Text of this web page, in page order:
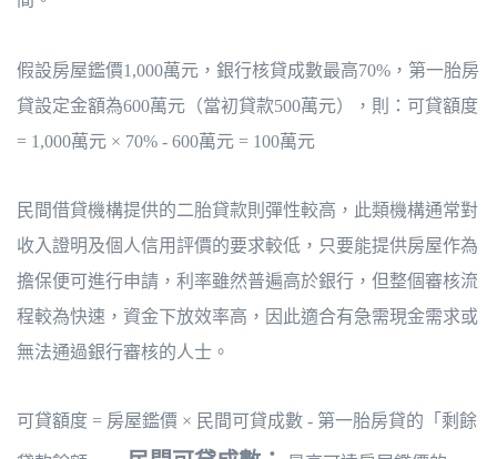
假設房屋鑑價1,000萬元，銀行核貸成數最高70%，第一胎房
貸設定金額為600萬元（當初貸款500萬元），則：可貸額度
= 1,000萬元 × 70% - 600萬元 = 100萬元
民間借貸機構提供的二胎貸款則彈性較高，此類機構通常對
收入證明及個人信用評價的要求較低，只要能提供房屋作為
擔保便可進行申請，利率雖然普遍高於銀行，但整個審核流
程較為快速，資金下放效率高，因此適合有急需現金需求或
無法通過銀行審核的人士。
可貸額度 = 房屋鑑價 × 民間可貸成數 - 第一胎房貸的「剩餘